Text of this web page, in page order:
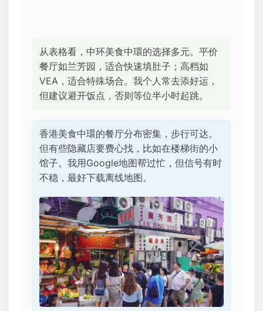
从表格看，中环美食中環的选择多元。平价
餐厅如兰芳园，适合快速填肚子；高档如
VEA，适合特殊场合。我个人常去添好运，
但建议避开饭点，否则等位半小时起跳。
香港美食中環的餐厅分布密集，步行可达。
但有些隐藏店要费心找，比如在楼梯街的小
馆子。我用Google地图帮过忙，但信号有时
不稳，最好下载离线地图。